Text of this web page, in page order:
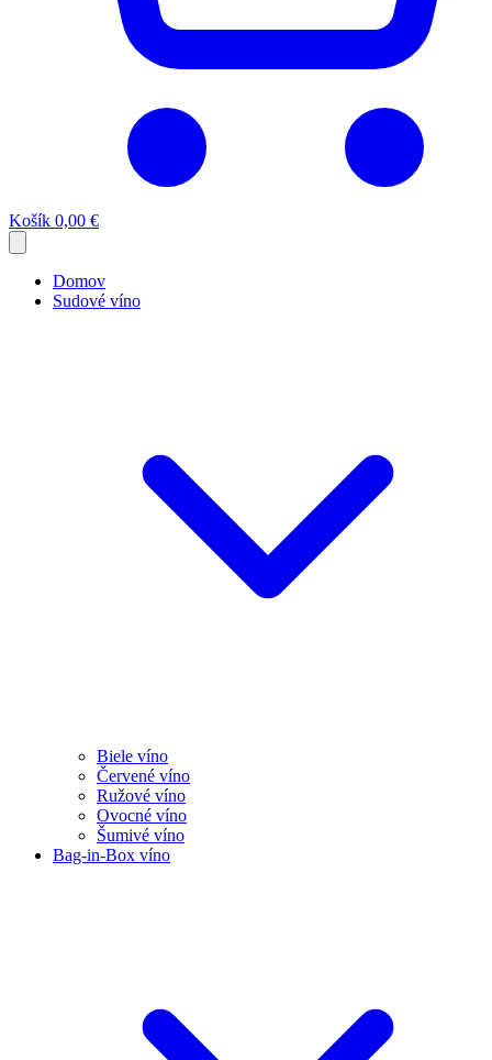
Košík 0,00 €
Domov
Sudové víno
Biele víno
Červené víno
Ružové víno
Ovocné víno
Šumivé víno
Bag-in-Box víno